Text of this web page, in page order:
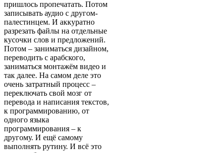
пришлось пропечатать. Потом
записывать аудио с другом-
палестинцем. И аккуратно
разрезать файлы на отдельные
кусочки слов и предложений.
Потом – заниматься дизайном,
переводить с арабского,
заниматься монтажём видео и
так далее. На самом деле это
очень затратный процесс –
переключать свой мозг от
перевода и написания текстов,
к программированию, от
одного языка
программирования – к
другому. И ещё самому
выполнять рутину. И всё это